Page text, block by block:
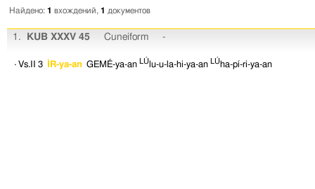
Найдено: 1 вхождений, 1 документов
1. KUB XXXV 45 Cuneiform -
· Vs.II 3 ÌR-ya-an GEMÉ-ya-an LÚ lu-u-la-hi-ya-an LÚha-pí-ri-ya-an